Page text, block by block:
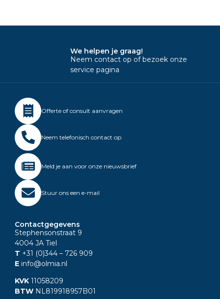
We helpen je graag!
Neem contact op of bezoek onze
service pagina
Offerte of consult aanvragen
Neem telefonisch contact op
Meld je aan voor onze nieuwsbrief
Stuur ons een e-mail
Contactgegevens
Stephensonstraat 9
4004 JA Tiel
T +31 (0)344 – 726 909
E info@olmia.nl
KVK 11058209
BTW NL819918957B01